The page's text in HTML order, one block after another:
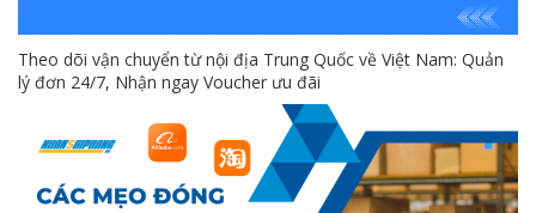
Theo dõi vận chuyển từ nội địa Trung Quốc về Việt Nam: Quản
lý đơn 24/7, Nhận ngay Voucher ưu đãi